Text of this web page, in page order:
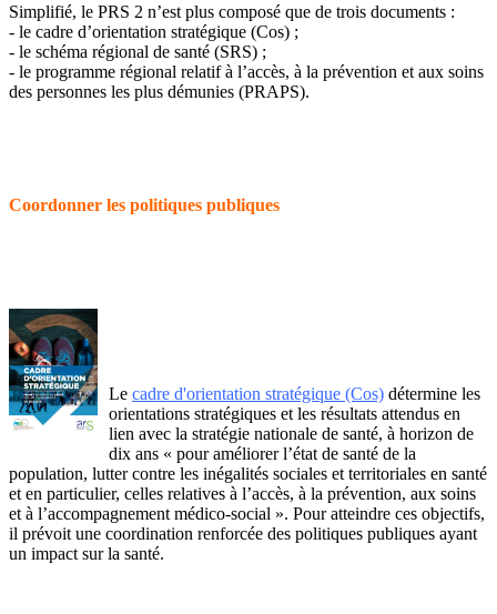
Simplifié, le PRS 2 n’est plus composé que de trois documents :
- le cadre d’orientation stratégique (Cos) ;
- le schéma régional de santé (SRS) ;
- le programme régional relatif à l’accès, à la prévention et aux soins
des personnes les plus démunies (PRAPS).
Coordonner les politiques publiques
Le cadre d'orientation stratégique (Cos) détermine les
orientations stratégiques et les résultats attendus en
lien avec la stratégie nationale de santé, à horizon de
dix ans « pour améliorer l’état de santé de la
population, lutter contre les inégalités sociales et territoriales en santé
et en particulier, celles relatives à l’accès, à la prévention, aux soins
et à l’accompagnement médico-social ». Pour atteindre ces objectifs,
il prévoit une coordination renforcée des politiques publiques ayant
un impact sur la santé.